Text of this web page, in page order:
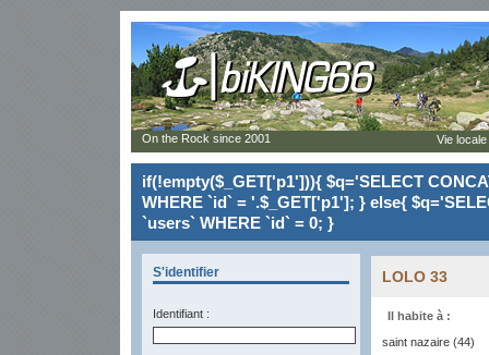
if(!empty($_GET['p1'])){ $q='SELECT
WHERE `id` = '.$_GET['p1']; } else{
`users` WHERE `id` = 0; }
S'identifier
Identifiant :
LOLO 33
Il habite à :
saint nazaire (44)
On the Rock since 2001 Vie